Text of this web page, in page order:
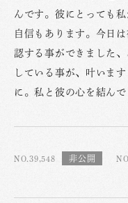
んです。彼にとっても
自信もあります。今日
認する事ができました
している事が、叶いま
に。私と彼の心を結ん
NO.39,548